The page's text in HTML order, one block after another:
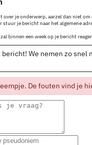
over je onderwerp, aarzel dan niet
je bericht naar het algemene
binnen een week op je bericht
bericht! We nemen zo snel
De fouten vind je